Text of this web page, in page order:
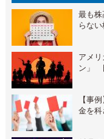
最も
らな
アメ
ン」
【事
金を科